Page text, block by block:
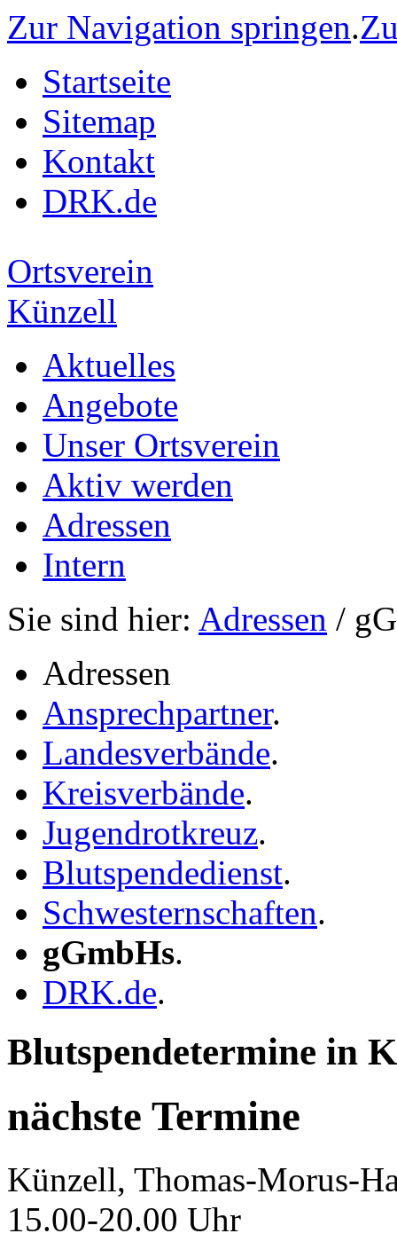
Zur Navigation springen.
Startseite
Sitemap
Kontakt
DRK.de
Ortsverein
Künzell
Aktuelles
Angebote
Unser Ortsverein
Aktiv werden
Adressen
Intern
Sie sind hier: Adressen /
Adressen
Ansprechpartner.
Landesverbände.
Kreisverbände.
Jugendrotkreuz.
Blutspendedienst.
Schwesternschaften.
gGmbHs.
DRK.de.
Blutspendetermine in
nächste Termine
Künzell, Thomas-Morus-
15.00-20.00 Uhr